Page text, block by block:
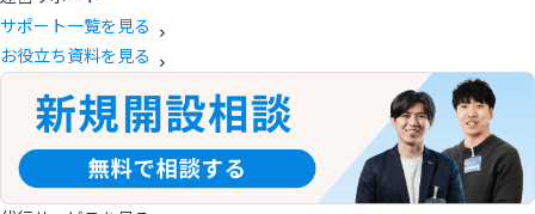
サポート一覧を見る
お役立ち資料を見る